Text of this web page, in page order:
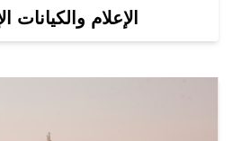
الإعلام والكيانات